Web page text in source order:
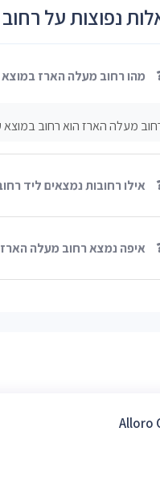
נפוצות על
מהו רחוב מעלה הארז במוצא
מעלה הארז הוא רחוב במוצא
אילו רחובות נמצאים ליד
איפה נמצא רחוב מעלה